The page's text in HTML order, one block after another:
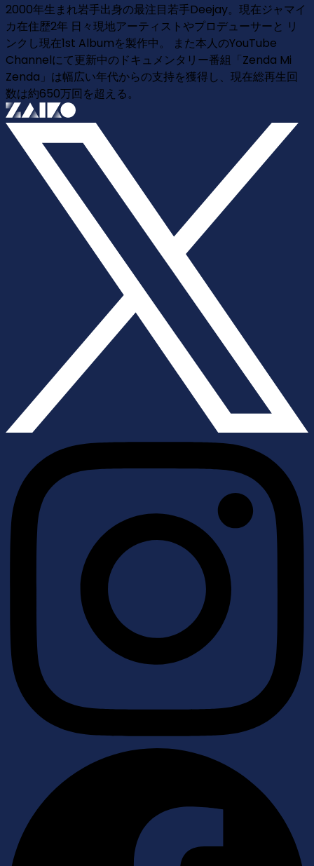
2000年生まれ岩手出身の最注目若手Deejay。現在ジャマイ
カ在住歴2年 日々現地アーティストやプロデューサーと リ
ンクし現在1st Albumを製作中。 また本人のYouTube
Channelにて更新中のドキュメンタリー番組「Zenda Mi
Zenda」は幅広い年代からの支持を獲得し、現在総再生回
数は約650万回を超える。